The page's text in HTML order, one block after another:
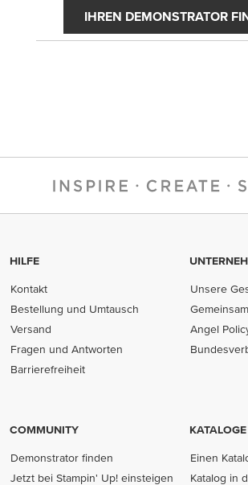
IHREN DEMONSTRATOR
HILFE
Kontakt
Bestellung und Umtausch
Versand
Fragen und Antworten
Barrierefreiheit
Unsere
Angel
COMMUNITY
Demonstrator finden
Jetzt bei Stampin' Up! einsteigen
KATALOGE
Einen
Katalog in